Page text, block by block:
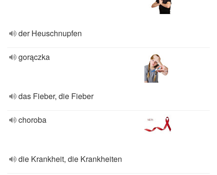
der Heuschnupfen
gorączka
das Fieber, die Fieber
choroba
die Krankheit, die Krankheiten